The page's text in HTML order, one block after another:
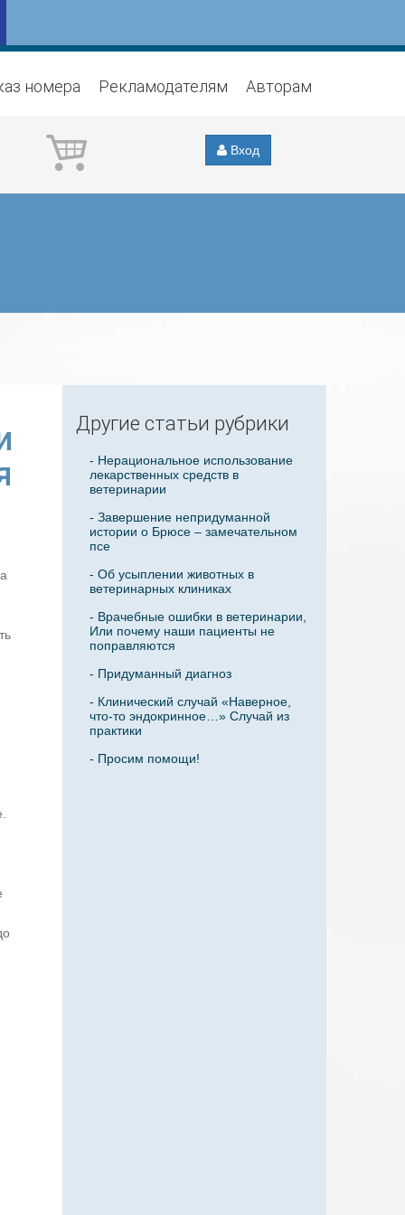
номера Рекламодателям Авторам
Вход
Другие статьи рубрики
- Нерациональное использование
лекарственных средств в
ветеринарии
- Завершение непридуманной
истории о Брюсе – замечательном
псе
- Об усыплении животных в
ветеринарных клиниках
- Врачебные ошибки в ветеринарии,
Или почему наши пациенты не
поправляются
- Придуманный диагноз
- Клинический случай «Наверное,
что-то эндокринное…» Случай из
практики
- Просим помощи!